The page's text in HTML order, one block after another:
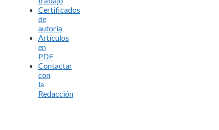
Certificados
de
autoría
Artículos
en
PDF
Contactar
con
la
Redacción